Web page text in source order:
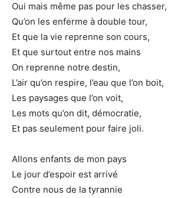
Oui mais même pas pour les chasser,
Qu’on les enferme à double tour,
Et que la vie reprenne son cours,
Et que surtout entre nos mains
On reprenne notre destin,
L’air qu’on respire, l’eau que l’on boit,
Les paysages que l’on voit,
Les mots qu’on dit, démocratie,
Et pas seulement pour faire joli.
Allons enfants de mon pays
Le jour d’espoir est arrivé
Contre nous de la tyrannie